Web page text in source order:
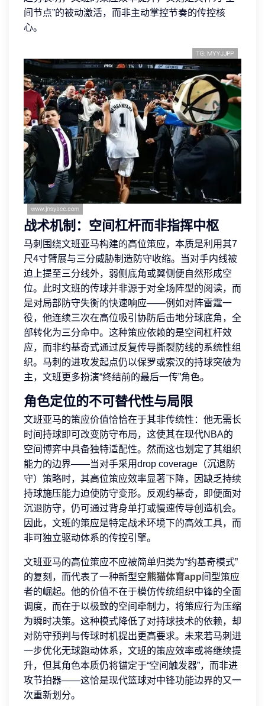
间节点”的被动激活，而非主动掌控节奏的传控核
心。
战术机制：空间杠杆而非指挥中枢
马刺围绕文班亚马构建的高位策应，本质是利用其7
尺4寸臂展与三分威胁制造防守收缩。当对手内线被
迫上提至三分线外，弱侧底角或翼侧便自然形成空
位。此时文班的传球并非源于对全场阵型的阅读，而
是对局部防守失衡的快速响应——例如对阵雷霆一
役，他连续三次在高位吸引协防后击地分球底角，全
部转化为三分命中。这种策应依赖的是空间杠杆效
应，而非约基奇式通过反复传导撕裂防线的系统性组
织。马刺的进攻发起点仍以保罗或索汉的持球突破为
主，文班更多扮演“终结前的最后一传”角色。
角色定位的不可替代性与局限
文班亚马的策应价值恰恰在于其非传统性：他无需长
时间持球即可改变防守布局，这使其在现代NBA的
空间博弈中具备独特适配性。然而这也划定了其组织
能力的边界——当对手采用drop coverage（沉退防
守）策略时，其高位策应效率显著下降，因缺乏持续
持球施压能力迫使防守变形。反观约基奇，即便面对
沉退防守，仍可通过背身单打或慢速传导创造机会。
因此，文班的策应是特定战术环境下的高效工具，而
非可独立驱动体系的传控引擎。
文班亚马的高位策应不应被简单归类为“约基奇模式”
的复刻，而代表了一种新型空熊猫体育app间型策应
者的崛起。他的价值不在于模仿传统组织中锋的全面
调度，而在于以极致的空间牵制力，将策应行为压缩
为瞬时决策。这种模式降低了对持球技术的依赖，却
对防守预判与传球时机提出更高要求。未来若马刺进
一步优化无球跑动体系，文班的策应效率或将继续提
升，但其角色本质仍将锚定于“空间触发器”，而非进
攻节拍器——这恰是现代篮球对中锋功能边界的又一
次重新划分。